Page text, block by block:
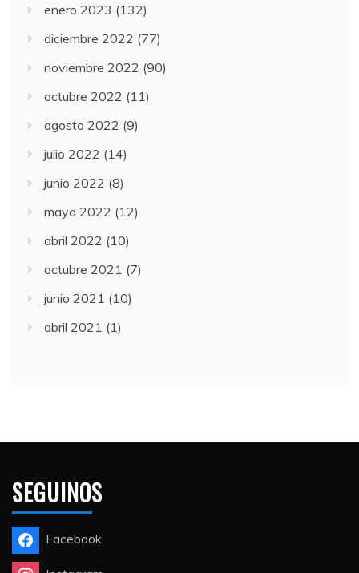
enero 2023 (132)
diciembre 2022 (77)
noviembre 2022 (90)
octubre 2022 (11)
agosto 2022 (9)
julio 2022 (14)
junio 2022 (8)
mayo 2022 (12)
abril 2022 (10)
octubre 2021 (7)
junio 2021 (10)
abril 2021 (1)
SEGUINOS
Facebook